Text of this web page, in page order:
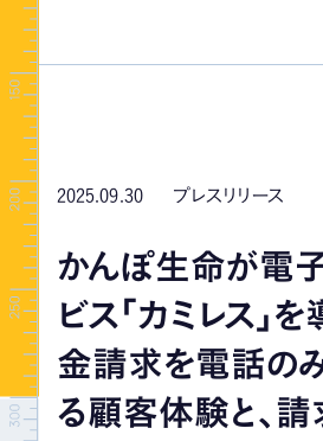
ニュース
パートナー
サポート
イベント＆セミナー
IR情報
2025.09.30 プレスリリース
かんぽ生命が電
ビス「カミレス」
金請求を電話の
る顧客体験と、